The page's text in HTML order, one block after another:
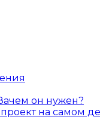
он нужен?
на самом